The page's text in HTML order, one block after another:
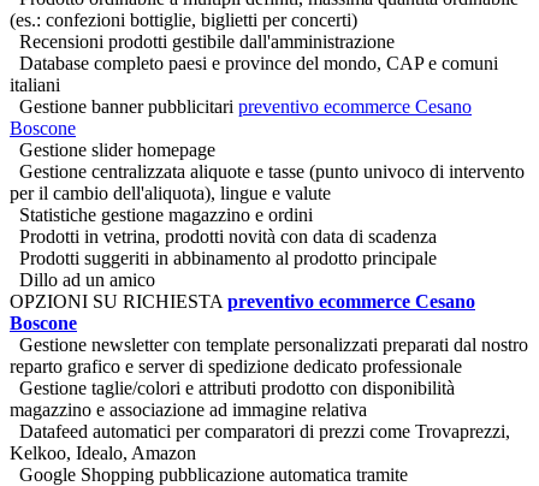
(es.: confezioni bottiglie, biglietti per concerti)
Recensioni prodotti gestibile dall'amministrazione
Database completo paesi e province del mondo, CAP e comuni
italiani
Gestione banner pubblicitari preventivo ecommerce Cesano
Boscone
Gestione slider homepage
Gestione centralizzata aliquote e tasse (punto univoco di intervento
per il cambio dell'aliquota), lingue e valute
Statistiche gestione magazzino e ordini
Prodotti in vetrina, prodotti novità con data di scadenza
Prodotti suggeriti in abbinamento al prodotto principale
Dillo ad un amico
OPZIONI SU RICHIESTA preventivo ecommerce Cesano
Boscone
Gestione newsletter con template personalizzati preparati dal nostro
reparto grafico e server di spedizione dedicato professionale
Gestione taglie/colori e attributi prodotto con disponibilità
magazzino e associazione ad immagine relativa
Datafeed automatici per comparatori di prezzi come Trovaprezzi,
Kelkoo, Idealo, Amazon
Google Shopping pubblicazione automatica tramite